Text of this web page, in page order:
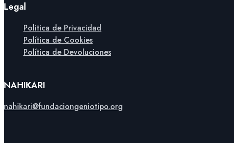
Legal
Politica de Privacidad
Política de Cookies
Política de Devoluciones
NAHIKARI
nahikari@fundaciongeniotipo.org